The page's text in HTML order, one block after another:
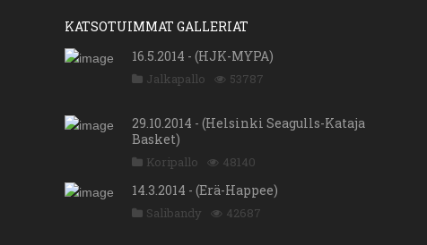
KATSOTUIMMAT GALLERIAT
16.5.2014 - (HJK-MYPA)
Jalkapallo 53787
29.10.2014 - (Helsinki Seagulls-Kataja
Basket)
Koripallo 48140
14.3.2014 - (Erä-Happee)
Salibandy 42687